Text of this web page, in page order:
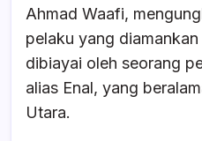
Ahmad Waafi,
pelaku yang
dibiayai oleh seorang
alias Enal, yang
Utara.